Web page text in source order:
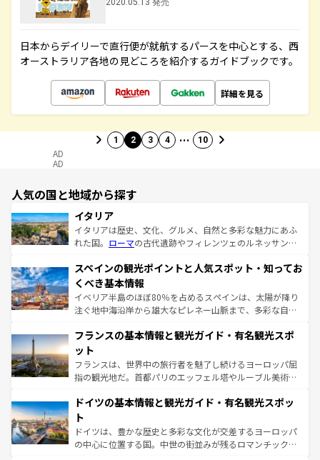
2020.05.13 発売
日本からデイリーで直行便が就航するパースを中心とする、西
オーストラリア各地の見どころを紹介するガイドブックです。
詳細を見る
1 2 3 4 … 10
AD
AD
人気の国と地域から探す
イタリア
イタリアは歴史、文化、グルメ、自然と多彩な魅力にあふ
れた国。 ローマの古代遺跡やフィレンツェのルネッサンス
ろん、トスカーナの美しい田園風景やアマルフィ海岸の絶
景など、自然景観も見逃せない。観光の合間には、本場の
ピザやパスタなど、絶品のイタリア料理を堪能することも
できる。朝目覚めてから夜眠るまで、すべての瞬間を楽し
なお、新着のイタリア情報はコンテンツ一覧を参照してほ
しい。
スペインの観光ポイントと人気スポット・知ってお
くべき基本情報
イベリア半島のほぼ80％を占めるスペインは、太陽が降り
注ぐ地中海沿岸から雄大なピレネー山脈まで、多彩な自然
文化が根付くこの国では、情熱的なフラメンコ、熱気あふ
れる闘牛、そして美味しいタパスが生活の一部となってい
る。首都マドリードの洗練された雰囲気や、バルセロナの
アートに溢れた街角から、地方では古代ローマ遺跡や中世
せる。地方によって風土や気候が異なるスペインはその個
ンテンツ一覧 を参照してほしい。
フランスの基本情報と観光ガイド・有名観光スポ
ット
フランスは、世界中の旅行者を魅了し続けるヨーロッパ屈
指の観光地だ。首都パリのエッフェル塔やルーブル美術館
で、幅広い魅力が詰まっている。華麗な宮殿、歴史的な大
聖堂、美しいビーチ、そして豊かな自然が、訪れる者を心
から魅了する。また、フランスは美食の国としても知ら
れ、フランス料理はユネスコ無形文化遺産にも登録されて
ドイツの基本情報と観光ガイド・有名観光スポッ
ト
ドイツは、豊かな歴史と多彩な文化が交差するヨーロッパ
の中心に位置する国。中世の街並みが残るロマンチック街